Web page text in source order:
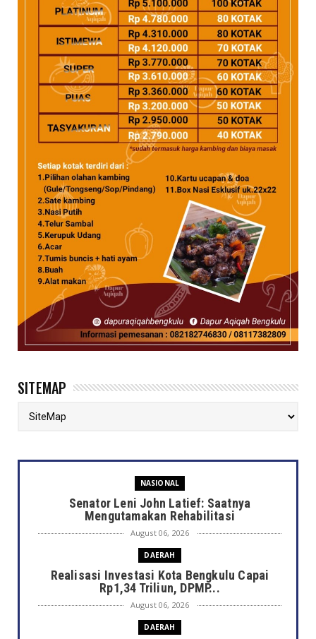
SITEMAP
NASIONAL
Senator Leni John Latief: Saatnya
Mengutamakan Rehabilitasi
August 06, 2026
DAERAH
Realisasi Investasi Kota Bengkulu Capai
Rp1,34 Triliun, DPMP...
August 06, 2026
DAERAH